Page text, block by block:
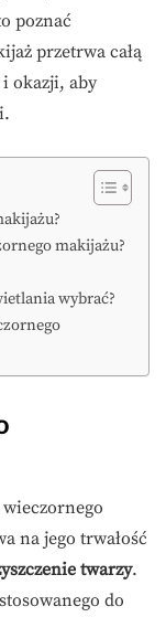
poznać
przetrwa całą
okazji, aby
makijażu?
wybrać?
na jego trwałość
twarzy.
do